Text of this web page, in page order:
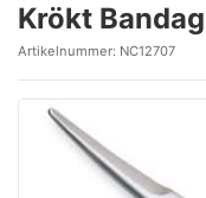
Krökt
Artikelnummer: NC12707